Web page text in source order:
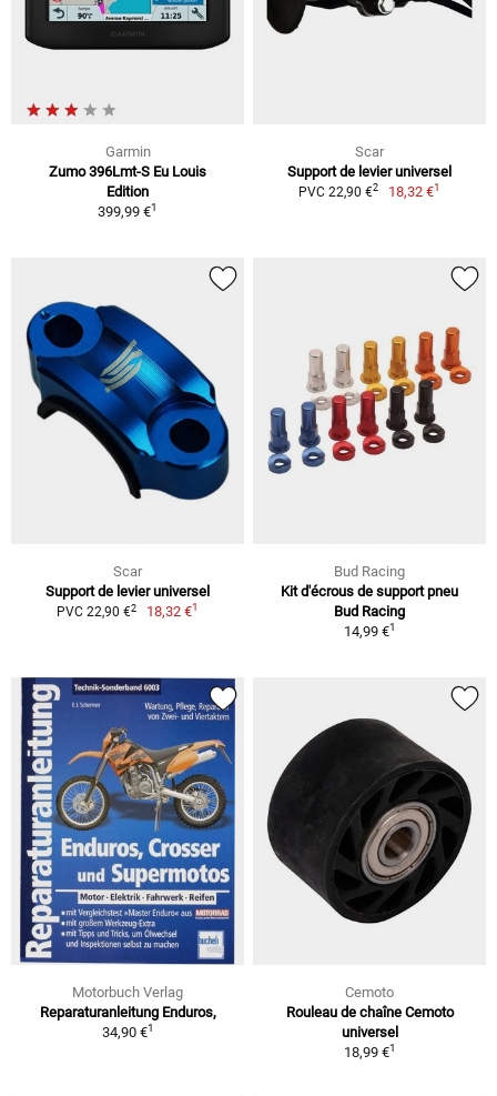
Garmin
Zumo 396Lmt-S Eu Louis
Edition
399,99 €1
Scar
Support de levier universel
PVC 22,90 €2 18,32 €1
Scar
Support de levier universel
PVC 22,90 €2 18,32 €1
Bud Racing
Kit d'écrous de support pneu
Bud Racing
14,99 €1
Motorbuch Verlag
Reparaturanleitung Enduros,
34,90 €1
Cemoto
Rouleau de chaîne Cemoto
universel
18,99 €1